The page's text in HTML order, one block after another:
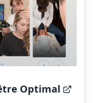
Optimal